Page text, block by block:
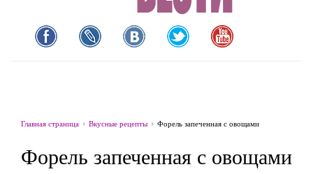
Главная страница Вкусные рецепты Форель запеченная с овощами
Форель запеченная с овощами